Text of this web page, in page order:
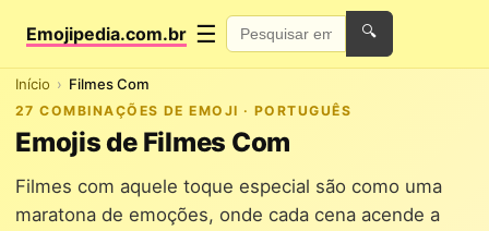
Emojipedia.com.br ☰ 🔍
Início Filmes Com
27 COMBINAÇÕES DE EMOJI · PORTUGUÊS
Emojis de Filmes Com
Filmes com aquele toque especial são como uma
maratona de emoções, onde cada cena acende a